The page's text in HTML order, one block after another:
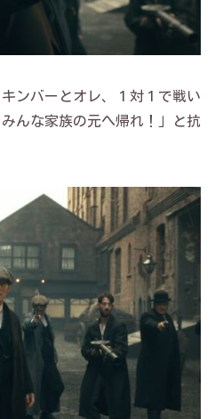
ンバーとオレ、１対１で戦い
んな家族の元へ帰れ！」と抗